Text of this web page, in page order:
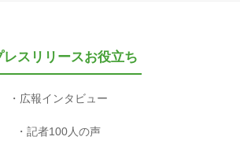
レスリリースお役立ち
広報インタビュー
記者100人の声